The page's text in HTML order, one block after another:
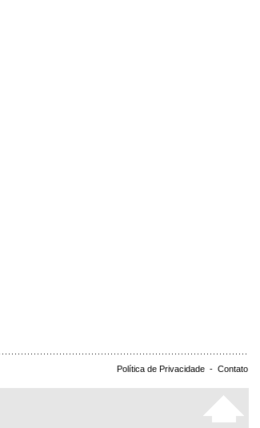
Política de Privacidade - Contato